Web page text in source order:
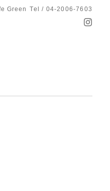
Green Tel / 04-2006-7603